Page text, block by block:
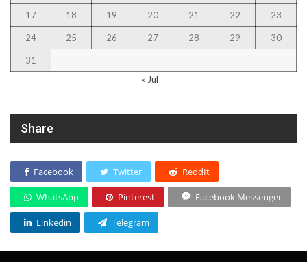
17 18 19 20 21 22 23
24 25 26 27 28 29 30
31
« Jul
Share
Facebook Twitter ReddIt
WhatsApp Pinterest Facebook Messenger
Linkedin Telegram